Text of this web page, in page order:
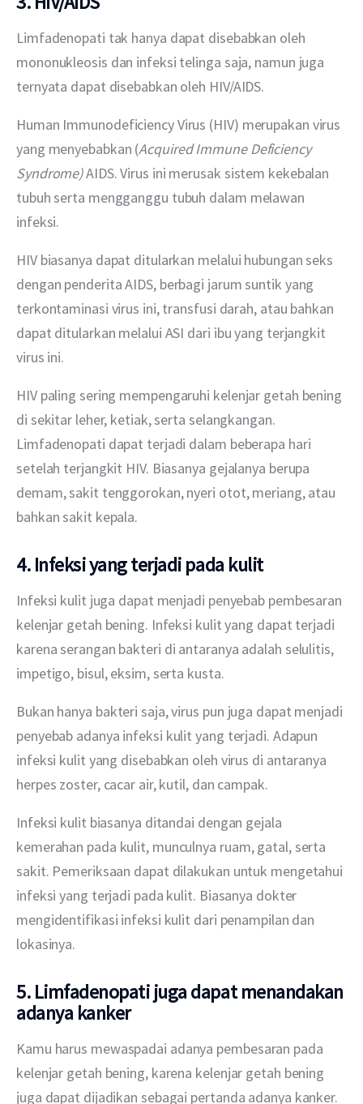
Limfadenopati tak hanya dapat disebabkan oleh
mononukleosis dan infeksi telinga saja, namun juga
ternyata dapat disebabkan oleh HIV/AIDS.
Human Immunodeficiency Virus (HIV) merupakan virus
yang menyebabkan (Acquired Immune Deficiency
Syndrome) AIDS. Virus ini merusak sistem kekebalan
tubuh serta mengganggu tubuh dalam melawan
infeksi.
HIV biasanya dapat ditularkan melalui hubungan seks
dengan penderita AIDS, berbagi jarum suntik yang
terkontaminasi virus ini, transfusi darah, atau bahkan
dapat ditularkan melalui ASI dari ibu yang terjangkit
virus ini.
HIV paling sering mempengaruhi kelenjar getah bening
di sekitar leher, ketiak, serta selangkangan.
Limfadenopati dapat terjadi dalam beberapa hari
setelah terjangkit HIV. Biasanya gejalanya berupa
demam, sakit tenggorokan, nyeri otot, meriang, atau
bahkan sakit kepala.
4. Infeksi yang terjadi pada kulit
Infeksi kulit juga dapat menjadi penyebab pembesaran
kelenjar getah bening. Infeksi kulit yang dapat terjadi
karena serangan bakteri di antaranya adalah selulitis,
impetigo, bisul, eksim, serta kusta.
Bukan hanya bakteri saja, virus pun juga dapat menjadi
penyebab adanya infeksi kulit yang terjadi. Adapun
infeksi kulit yang disebabkan oleh virus di antaranya
herpes zoster, cacar air, kutil, dan campak.
Infeksi kulit biasanya ditandai dengan gejala
kemerahan pada kulit, munculnya ruam, gatal, serta
sakit. Pemeriksaan dapat dilakukan untuk mengetahui
infeksi yang terjadi pada kulit. Biasanya dokter
mengidentifikasi infeksi kulit dari penampilan dan
lokasinya.
5. Limfadenopati juga dapat menandakan
adanya kanker
Kamu harus mewaspadai adanya pembesaran pada
kelenjar getah bening, karena kelenjar getah bening
juga dapat dijadikan sebagai pertanda adanya kanker.